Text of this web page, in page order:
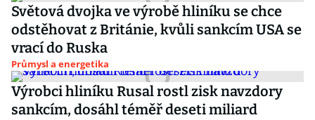
Světová dvojka ve výrobě hliníku se chce
odstěhovat z Británie, kvůli sankcím USA se
vrací do Ruska
Průmysl a energetika
Výrobci hliníku Rusal rostl zisk navzdory
sankcím, dosáhl téměř deseti miliard